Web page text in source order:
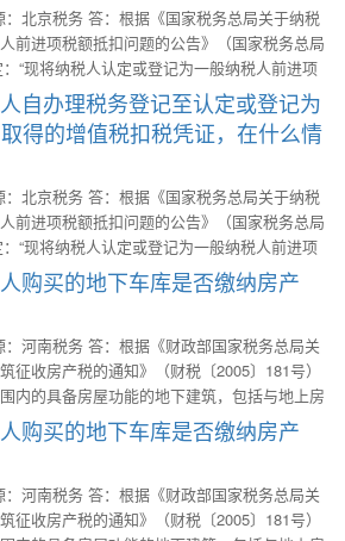
北京税务 答：根据《国家税务总局关于纳税
前进项税额抵扣问题的公告》（国家税务总局
“现将纳税人认定或登记为一般纳税人前进项
、纳税人自办理税务登记至认定或登记为一
经营收入，未按照销售额和征收率简易计算应
其在此期间取得的增值税扣税凭证，可以在认
扣进项税额。 三、本公告自发布之日起施
按照本公告规定执行。……”
自办理税务登记至认定或登记为
得的增值税扣税凭证，在什么情
北京税务 答：根据《国家税务总局关于纳税
前进项税额抵扣问题的公告》（国家税务总局
“现将纳税人认定或登记为一般纳税人前进项
、纳税人自办理税务登记至认定或登记为一
经营收入，未按照销售额和征收率简易计算应
其在此期间取得的增值税扣税凭证，可以在认
扣进项税额。 三、本公告自发布之日起施
照本公告规定执行。……”
购买的地下车库是否缴纳房产
河南税务 答：根据《财政部国家税务总局关
征收房产税的通知》（财税〔2005〕181号）
内的具备房屋功能的地下建筑，包括与地上房
建在地面以下的建筑、地下人防设施等，均应
。 上述具备房屋功能的地下建筑是指有屋面
，可供人们在其中生产、经营、工作、学习、
所。 对于与地上房屋相连的地下建筑，如房
商场的地下部分等，应将地下部分与地上房屋
购买的地下车库是否缴纳房产
河南税务 答：根据《财政部国家税务总局关
征收房产税的通知》（财税〔2005〕181号）